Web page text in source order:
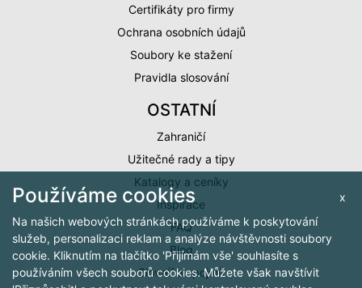
Certifikáty pro firmy
Ochrana osobních údajů
Soubory ke stažení
Pravidla slosování
OSTATNÍ
Zahraničí
Užitečné rady a tipy
Katalogy a ceníky
Inspirace
FAQ
Blog
Slovníček pojmů
x
Používáme cookies
Na našich webových stránkách používáme k poskytování
služeb, personalizaci reklam a analýze návštěvnosti soubory
cookie. Kliknutím na tlačítko 'Přijímám vše' souhlasíte s
používáním všech souborů cookies. Můžete však navštívit